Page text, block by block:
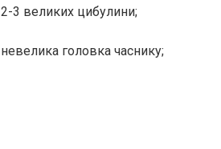
2-3 великих цибулини;
невелика головка часнику;